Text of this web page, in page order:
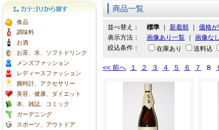
カテゴリから探す
食品
調味料
お酒
お茶、水、ソフトドリンク
メンズファッション
レディースファッション
腕時計、アクセサリー
美容、健康、ダイエット
本、雑誌、コミック
ガーデニング
スポーツ、アウトドア
商品一覧
並べ替え： 標準 ｜ 新着順 ｜ 価格
表示方法：
画像あり一覧 ｜ 画像な
絞込条件：
在庫あり 送料込
<< 前へ １ ２ ３ ４ ５ ６ ７ ８